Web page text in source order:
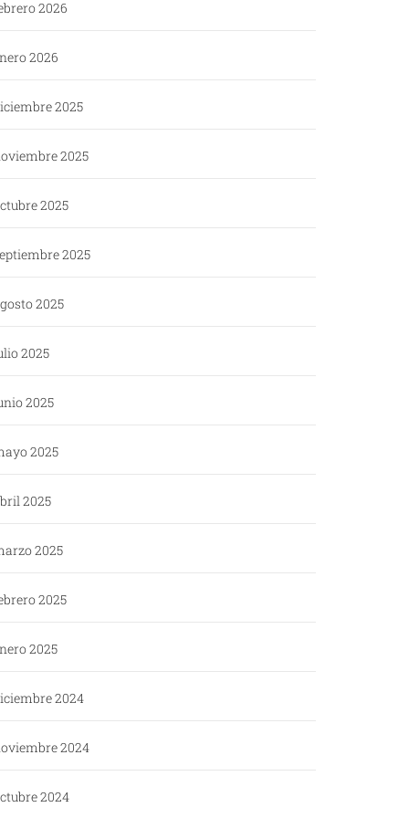
2026
2026
2025
2025
2025
2025
2025
2025
2025
2025
2025
2025
2025
2025
2024
2024
2024